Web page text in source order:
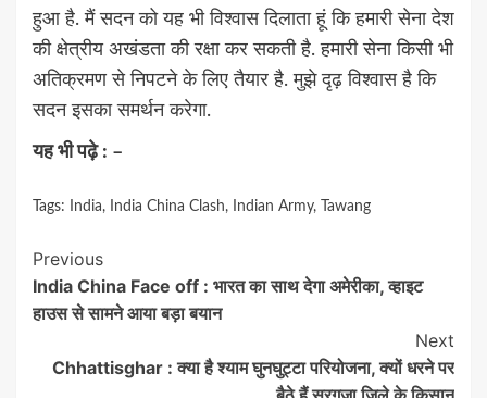
हुआ है. मैं सदन को यह भी विश्वास दिलाता हूं कि हमारी सेना देश
की क्षेत्रीय अखंडता की रक्षा कर सकती है. हमारी सेना किसी भी
अतिक्रमण से निपटने के लिए तैयार है. मुझे दृढ़ विश्वास है कि
सदन इसका समर्थन करेगा.
यह भी पढ़े : –
Tags: India, India China Clash, Indian Army, Tawang
Continue
Reading
Previous
India China Face off : भारत का साथ देगा अमेरीका, व्हाइट
हाउस से सामने आया बड़ा बयान
Next
Chhattisghar : क्या है श्याम घुनघुट्टा परियोजना, क्यों धरने पर